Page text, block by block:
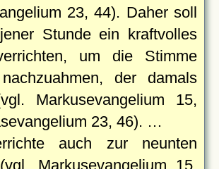
23, 44). Daher soll
Stunde ein kraftvolles
um die Stimme
der damals
Markusevangelium 15,
23, 46). …
auch zur neunten
Markusevangelium 15,